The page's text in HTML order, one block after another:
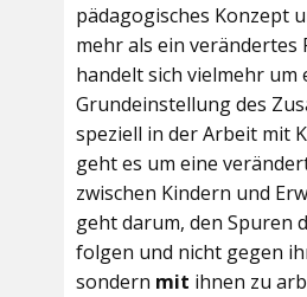
pädagogisches Konzept
mehr als ein verändertes
handelt sich vielmehr um
Grundeinstellung des
speziell in der Arbeit mit
geht es um eine
zwischen Kindern und
geht darum, den Spuren
folgen und nicht gegen
sondern mit ihnen zu